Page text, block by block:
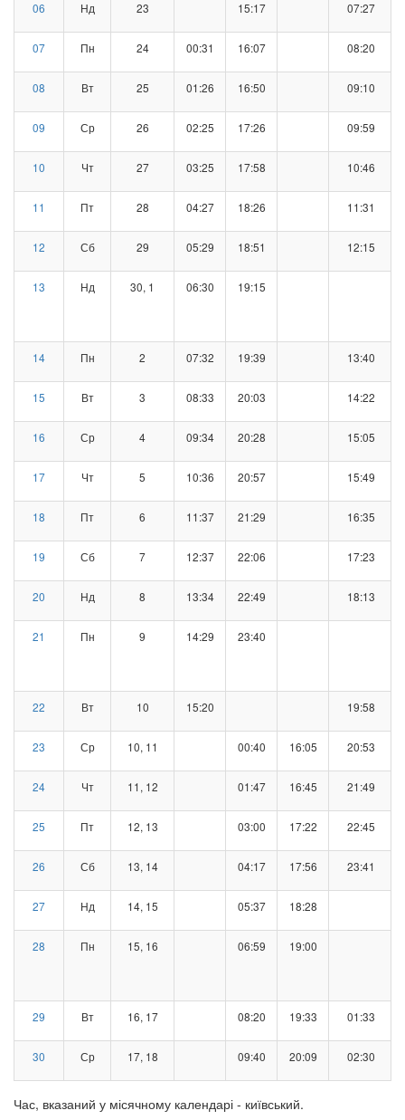
06 Нд 23 15:17 07:27
07 Пн 24 00:31 16:07 08:20
08 Вт 25 01:26 16:50 09:10
09 Ср 26 02:25 17:26 09:59
10 Чт 27 03:25 17:58 10:46
11 Пт 28 04:27 18:26 11:31
12 Сб 29 05:29 18:51 12:15
13 Нд 30, 1 06:30 19:15
14 Пн 2 07:32 19:39 13:40
15 Вт 3 08:33 20:03 14:22
16 Ср 4 09:34 20:28 15:05
17 Чт 5 10:36 20:57 15:49
18 Пт 6 11:37 21:29 16:35
19 Сб 7 12:37 22:06 17:23
20 Нд 8 13:34 22:49 18:13
21 Пн 9 14:29 23:40
22 Вт 10 15:20 19:58
23 Ср 10, 11 00:40 16:05 20:53
24 Чт 11, 12 01:47 16:45 21:49
25 Пт 12, 13 03:00 17:22 22:45
26 Сб 13, 14 04:17 17:56 23:41
27 Нд 14, 15 05:37 18:28
28 Пн 15, 16 06:59 19:00
29 Вт 16, 17 08:20 19:33 01:33
30 Ср 17, 18 09:40 20:09 02:30
Час, вказаний у місячному календарі - київський.